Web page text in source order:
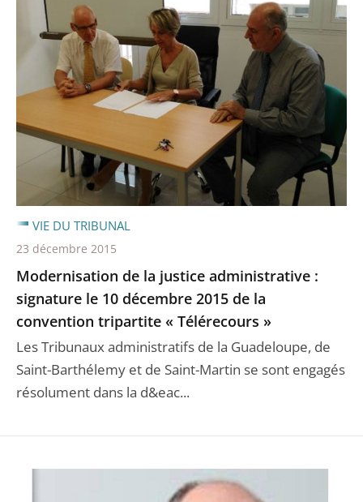
Modernisation de la justice administrative :
signature le 10 décembre 2015 de la
convention tripartite « Télérecours »
Les Tribunaux administratifs de la Guadeloupe, de
Saint-Barthélemy et de Saint-Martin se sont engagés
résolument dans la d&eac...
VIE DU TRIBUNAL
23 décembre 2015